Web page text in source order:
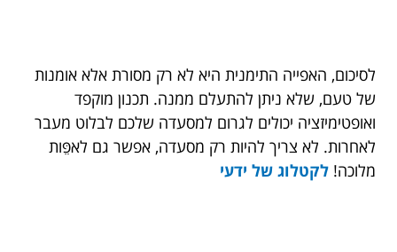
לסיכום, האפייה התימנית היא לא רק מסורת אלא אומנות
של טעם, שלא ניתן להתעלם ממנה. תכנון מוקפד
ואופטימיזציה יכולים לגרום למסעדה שלכם לבלוט מעבר
לאחרות. לא צריך להיות רק מסעדה, אפשר גם לאפֵּות
מלוכה! לקטלוג של ידעי